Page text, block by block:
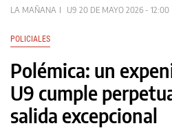
LA MAÑANA U9 20 DE MAYO 2026 - 12:00
POLICIALES
Polémica: un
U9 cumple
salida excepcional